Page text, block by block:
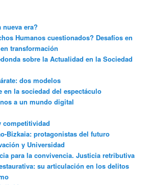
nueva era?
Humanos cuestionados? Desafíos en
transformación
sobre la Actualidad en la Sociedad
dos modelos
en la sociedad del espectáculo
a un mundo digital
competitividad
Bizkaia: protagonistas del futuro
y Universidad
para la convivencia. Justicia retributiva
su articulación en los delitos